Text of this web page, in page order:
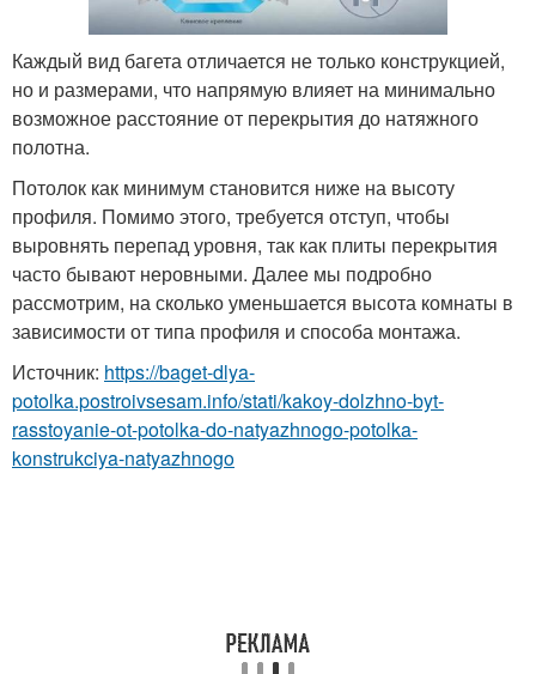
Каждый вид багета отличается не только конструкцией,
но и размерами, что напрямую влияет на минимально
возможное расстояние от перекрытия до натяжного
полотна.
Потолок как минимум становится ниже на высоту
профиля. Помимо этого, требуется отступ, чтобы
выровнять перепад уровня, так как плиты перекрытия
часто бывают неровными. Далее мы подробно
рассмотрим, на сколько уменьшается высота комнаты в
зависимости от типа профиля и способа монтажа.
Источник: https://baget-dlya-
potolka.postroivsesam.info/stati/kakoy-dolzhno-byt-
rasstoyanie-ot-potolka-do-natyazhnogo-potolka-
konstrukciya-natyazhnogo